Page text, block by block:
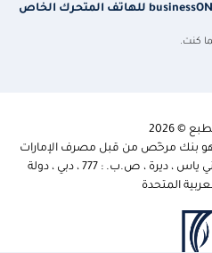
قم بتحميل تطبيق businessONLINE X للهاتف المتحرك الخاص
كنت.
© 2026
بنك مرخّص من قبل مصرف الإمارات
العربية المتحدة المركزي. طريق بني ياس ، ديرة ، ص.ب. : 777 ، دبي ، دولة
المتحدة